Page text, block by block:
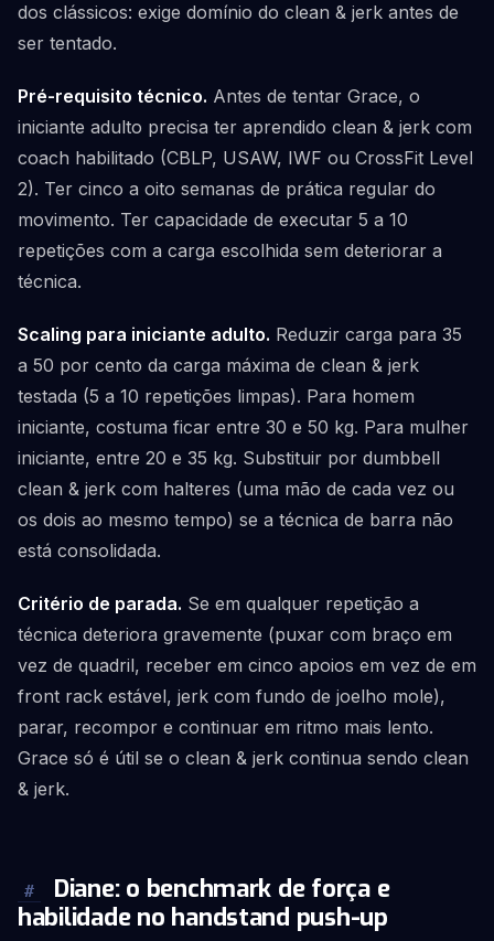
dos clássicos: exige domínio do clean & jerk antes de
ser tentado.
Pré-requisito técnico. Antes de tentar Grace, o
iniciante adulto precisa ter aprendido clean & jerk com
coach habilitado (CBLP, USAW, IWF ou CrossFit Level
2). Ter cinco a oito semanas de prática regular do
movimento. Ter capacidade de executar 5 a 10
repetições com a carga escolhida sem deteriorar a
técnica.
Scaling para iniciante adulto. Reduzir carga para 35
a 50 por cento da carga máxima de clean & jerk
testada (5 a 10 repetições limpas). Para homem
iniciante, costuma ficar entre 30 e 50 kg. Para mulher
iniciante, entre 20 e 35 kg. Substituir por dumbbell
clean & jerk com halteres (uma mão de cada vez ou
os dois ao mesmo tempo) se a técnica de barra não
está consolidada.
Critério de parada. Se em qualquer repetição a
técnica deteriora gravemente (puxar com braço em
vez de quadril, receber em cinco apoios em vez de em
front rack estável, jerk com fundo de joelho mole),
parar, recompor e continuar em ritmo mais lento.
Grace só é útil se o clean & jerk continua sendo clean
& jerk.
#
Diane: o benchmark de força e
habilidade no handstand push-up